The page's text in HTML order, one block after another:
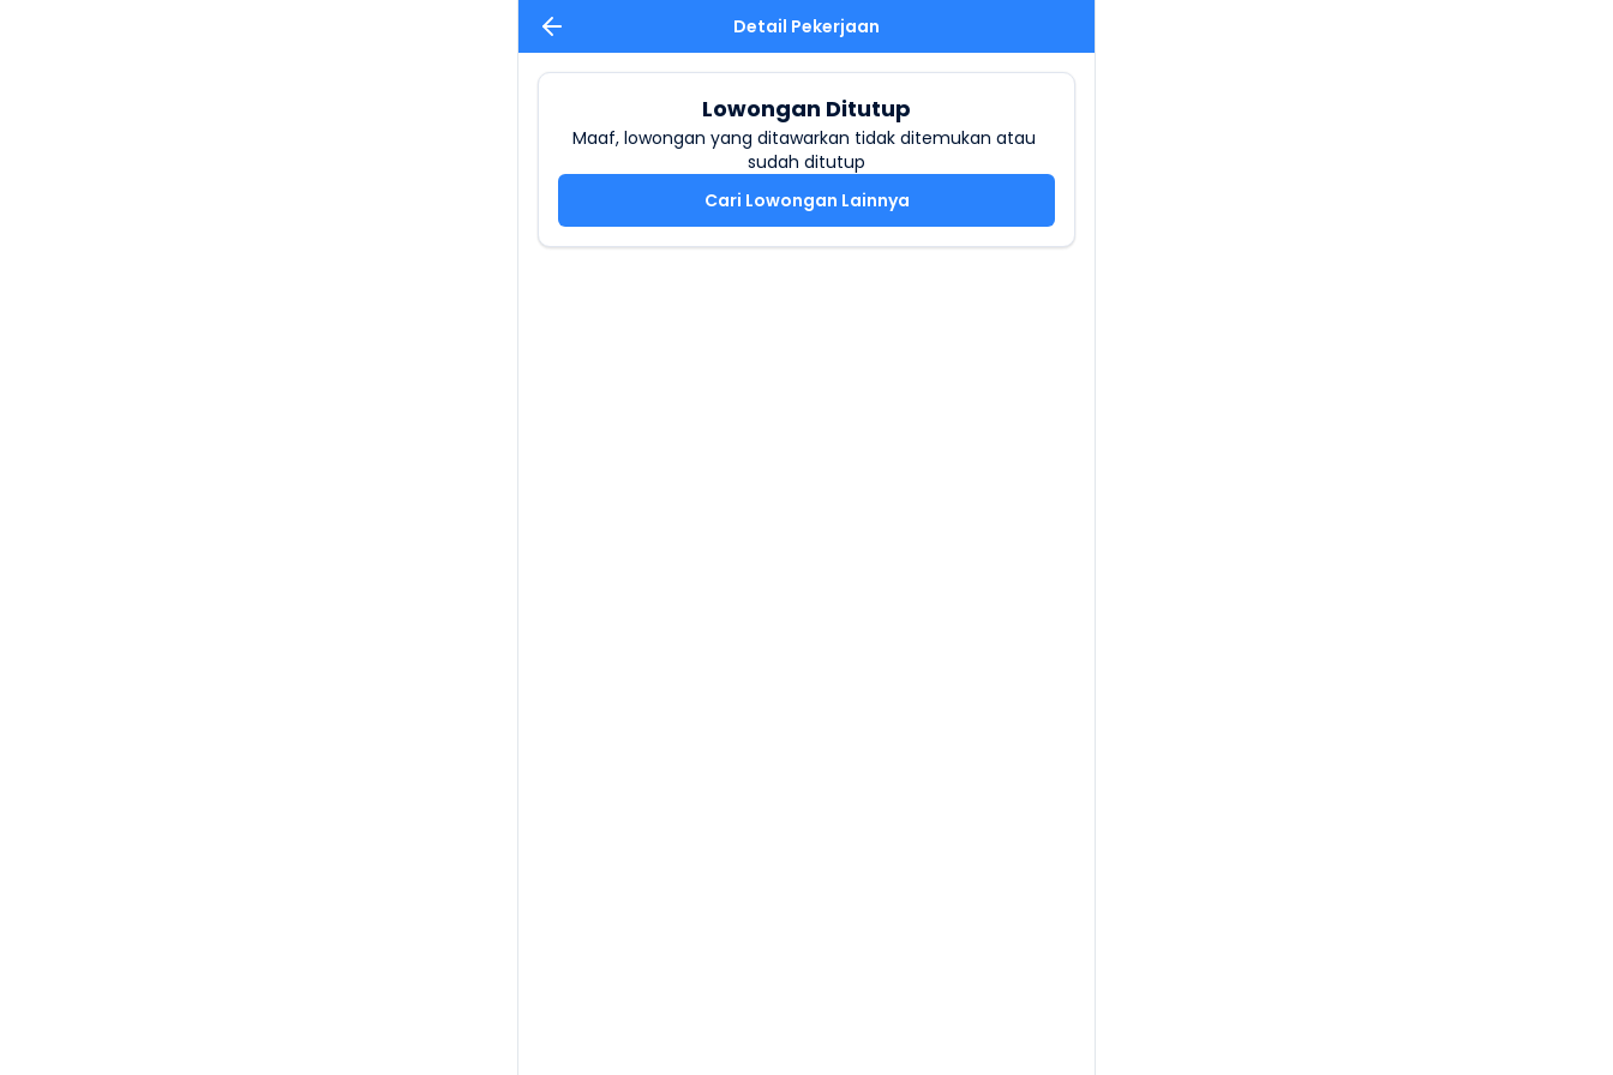
Detail Pekerjaan
Lowongan Ditutup
Maaf, lowongan yang ditawarkan tidak ditemukan atau
sudah ditutup
Cari Lowongan Lainnya